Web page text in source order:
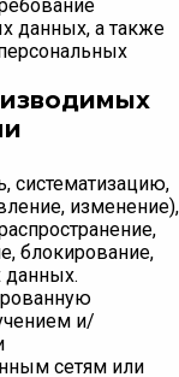
данных, а также
систематизацию,
изменение),
блокирование,
данных.
и/
сетям или